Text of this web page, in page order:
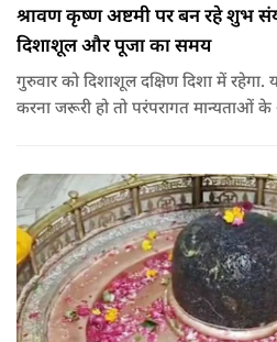
श्रावण कृष्ण अष्टमी पर बन रहे शुभ
दिशाशूल और पूजा का समय
गुरुवार को दिशाशूल दक्षिण दिशा में रहेगा.
करना जरूरी हो तो परंपरागत मान्यताओं